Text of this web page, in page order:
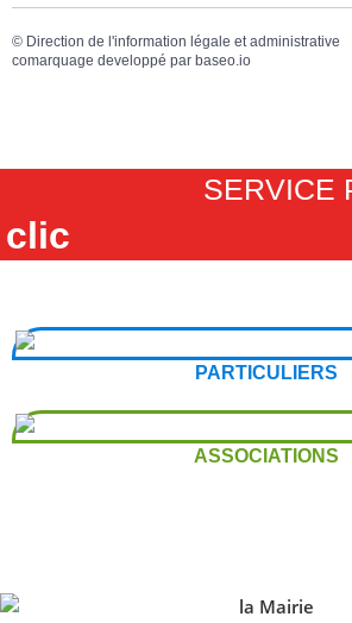
© Direction de l'information légale et administrative
comarquage developpé par baseo.io
SERVICE
clic
PARTICULIERS
ASSOCIATIONS